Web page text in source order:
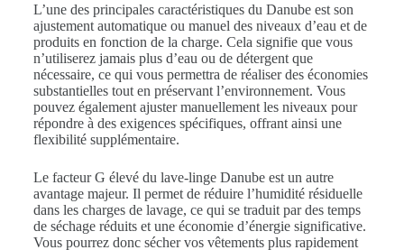
L’une des principales caractéristiques du Danube est son
ajustement automatique ou manuel des niveaux d’eau et de
produits en fonction de la charge. Cela signifie que vous
n’utiliserez jamais plus d’eau ou de détergent que
nécessaire, ce qui vous permettra de réaliser des économies
substantielles tout en préservant l’environnement. Vous
pouvez également ajuster manuellement les niveaux pour
répondre à des exigences spécifiques, offrant ainsi une
flexibilité supplémentaire.
Le facteur G élevé du lave-linge Danube est un autre
avantage majeur. Il permet de réduire l’humidité résiduelle
dans les charges de lavage, ce qui se traduit par des temps
de séchage réduits et une économie d’énergie significative.
Vous pourrez donc sécher vos vêtements plus rapidement